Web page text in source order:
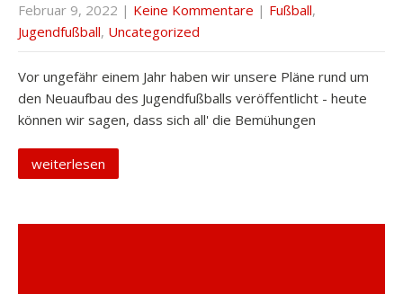
Februar 9, 2022 | Keine Kommentare | Fußball,
Jugendfußball, Uncategorized
Vor ungefähr einem Jahr haben wir unsere Pläne rund um
den Neuaufbau des Jugendfußballs veröffentlicht - heute
können wir sagen, dass sich all' die Bemühungen
weiterlesen